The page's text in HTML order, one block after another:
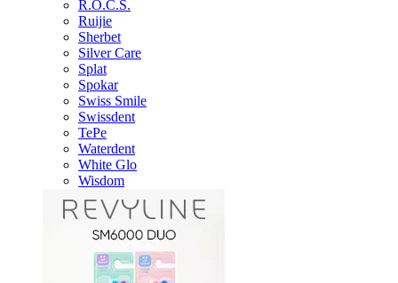
R.O.C.S.
Ruijie
Sherbet
Silver Care
Splat
Spokar
Swiss Smile
Swissdent
TePe
Waterdent
White Glo
Wisdom